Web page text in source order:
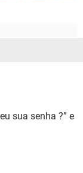
sua senha ?” e